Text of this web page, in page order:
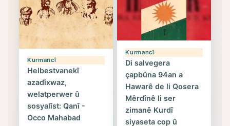
Kurmancî
Helbestvanekî
azadîxwaz,
welatperwer û
sosyalîst: Qanî -
Occo Mahabad
Kurmancî
Di salvegera
çapbûna 94an a
Hawarê de li Qosera
Mêrdînê li ser
zimanê Kurdî
siyaseta cop û